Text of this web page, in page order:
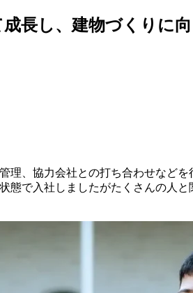
長し、建物づくりに向
理、協力会社との打ち合わせなどを
態で入社しましたがたくさんの人